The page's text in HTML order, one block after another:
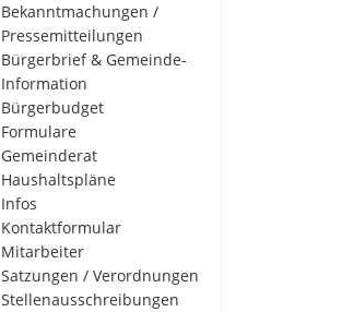
Bekanntmachungen /
Pressemitteilungen
Bürgerbrief & Gemeinde-
Information
Bürgerbudget
Formulare
Gemeinderat
Haushaltspläne
Infos
Kontaktformular
Mitarbeiter
Satzungen / Verordnungen
Stellenausschreibungen